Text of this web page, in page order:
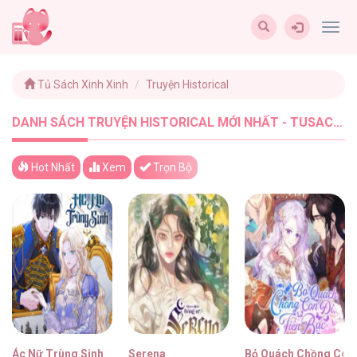
Tủ Sách Xinh Xinh Truyện Historical
DANH SÁCH TRUYỆN HISTORICAL MỚI NHẤT - TUSACHXINHXINH (22)
Hot Nhất Xem Trọn Bộ
Ác Nữ Trùng Sinh Serena Bỏ Quách Chồng